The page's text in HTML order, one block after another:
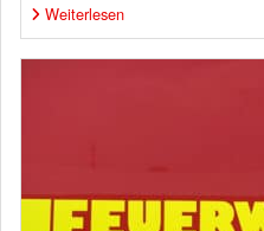
Weiterlesen